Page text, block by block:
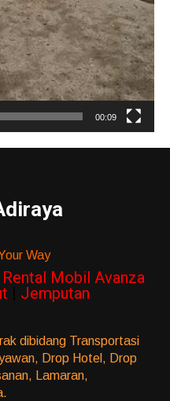
00:09
Way
Mobil Avanza
Jemputan
dibidang Transportasi
Drop Hotel, Drop
Lamaran,